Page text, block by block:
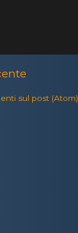
sul post (Atom)